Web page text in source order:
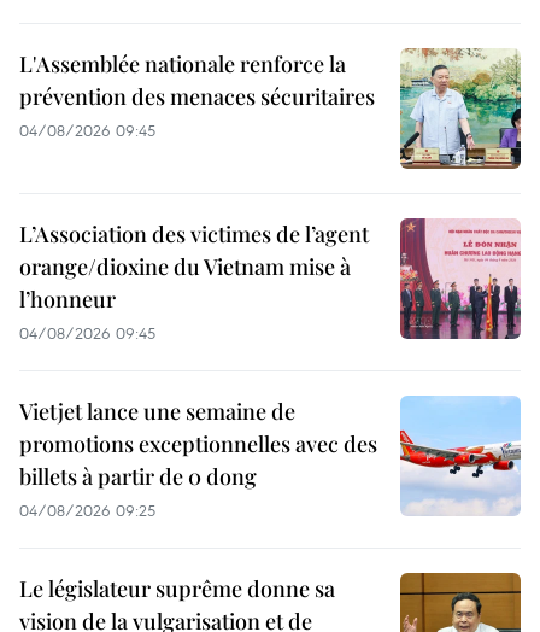
L'Assemblée nationale renforce la
prévention des menaces sécuritaires
04/08/2026 09:45
L’Association des victimes de l’agent
orange/dioxine du Vietnam mise à
l’honneur
04/08/2026 09:45
Vietjet lance une semaine de
promotions exceptionnelles avec des
billets à partir de 0 dong
04/08/2026 09:25
Le législateur suprême donne sa
vision de la vulgarisation et de